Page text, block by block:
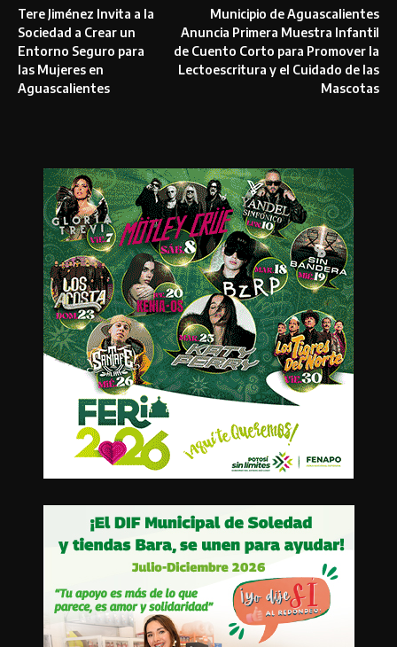
Tere Jiménez Invita a la
Sociedad a Crear un
Entorno Seguro para
las Mujeres en
Aguascalientes
Municipio de Aguascalientes
Anuncia Primera Muestra Infantil
de Cuento Corto para Promover la
Lectoescritura y el Cuidado de las
Mascotas